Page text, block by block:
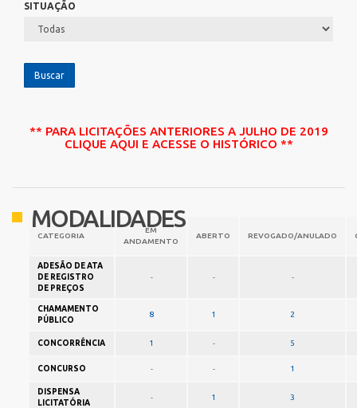
SITUAÇÃO
** PARA LICITAÇÕES ANTERIORES A JULHO DE 2019
CLIQUE AQUI E ACESSE O HISTÓRICO **
MODALIDADES
CATEGORIA
EM
ANDAMENTO
ABERTO REVOGADO/ANULADO
ADESÃO DE ATA
DE REGISTRO
DE PREÇOS
- - -
CHAMAMENTO
PÚBLICO
8 1 2
CONCORRÊNCIA 1 - 5
CONCURSO - - 1
DISPENSA
LICITATÓRIA
- 1 3